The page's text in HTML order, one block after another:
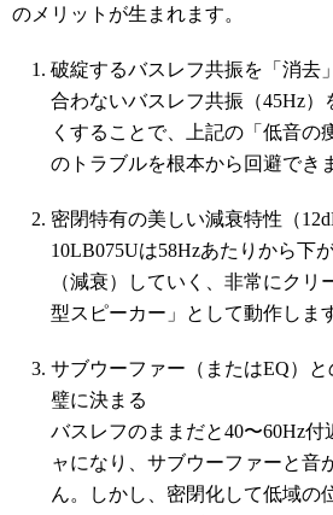
のメリットが生まれます。
破綻するバスレフ共振を「消去
合わないバスレフ共振（45Hz）
くすることで、上記の「低音の
のトラブルを根本から回避でき
密閉特有の美しい減衰特性（
10LB075Uは58Hzあたりから下
（減衰）していく、非常にクリ
型スピーカー」として動作しま
サブウーファー（またはEQ）
璧に決まる
バスレフのままだと40〜60Hz
ャになり、サブウーファーと音
ん。しかし、密閉化して低域の